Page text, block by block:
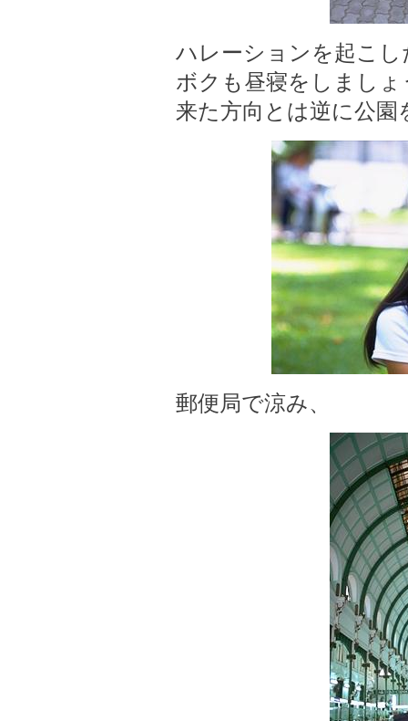
ハレーションを起こし
ボクも昼寝をしましょ
来た方向とは逆に公園
郵便局で涼み、